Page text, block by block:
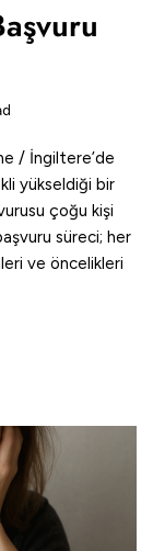
/ İngiltere’de
yükseldiği bir
çoğu kişi
süreci; her
ve öncelikleri